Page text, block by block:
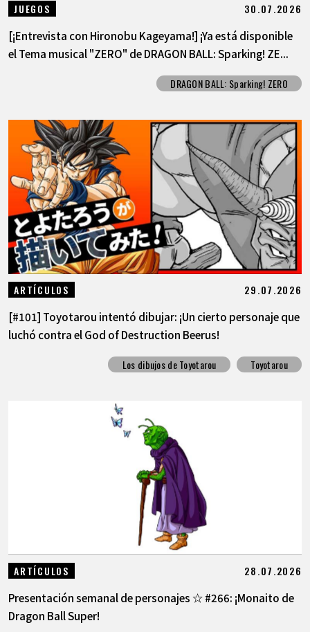
JUEGOS 30.07.2026
[¡Entrevista con Hironobu Kageyama!] ¡Ya está disponible
el Tema musical "ZERO" de DRAGON BALL: Sparking! ZE...
DRAGON BALL: Sparking! ZERO
ARTÍCULOS 29.07.2026
[#101] Toyotarou intentó dibujar: ¡Un cierto personaje que
luchó contra el God of Destruction Beerus!
Los dibujos de Toyotarou Toyotarou
ARTÍCULOS 28.07.2026
Presentación semanal de personajes ☆ #266: ¡Monaito de
Dragon Ball Super!